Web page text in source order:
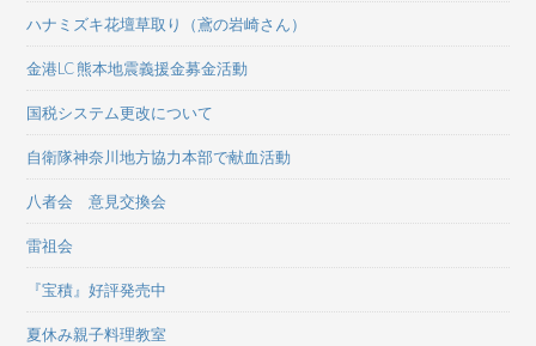
ハナミズキ花壇草取り（鳶の岩崎さん）
金港LC 熊本地震義援金募金活動
国税システム更改について
自衛隊神奈川地方協力本部で献血活動
八者会 意見交換会
雷祖会
『宝積』好評発売中
夏休み親子料理教室